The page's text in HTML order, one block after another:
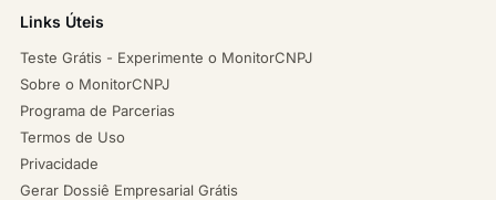
Links Úteis
Teste Grátis - Experimente o MonitorCNPJ
Sobre o MonitorCNPJ
Programa de Parcerias
Termos de Uso
Privacidade
Gerar Dossiê Empresarial Grátis